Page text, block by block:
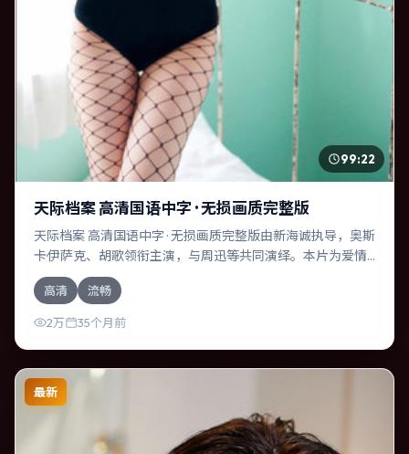
99:22
天际档案 高清国语中字 · 无损画质完整版
天际档案 高清国语中字 · 无损画质完整版由新海诚执导，奥斯
卡·伊萨克、胡歌领衔主演，与周迅等共同演绎。本片为爱情
类型，主要班底与取景来自意大利。一桩旧案被重新翻出，
真相与谎言交织。影片整体气质克制，节奏紧凑，人物动机
清晰，适合喜欢强情节与细腻表演的观众。
高清 流畅
2万 35个月前
最新